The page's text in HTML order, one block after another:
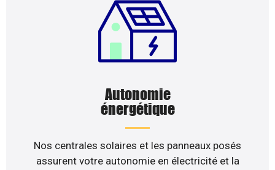
Autonomie
énergétique
Nos centrales solaires et les panneaux posés
assurent votre autonomie en électricité et la